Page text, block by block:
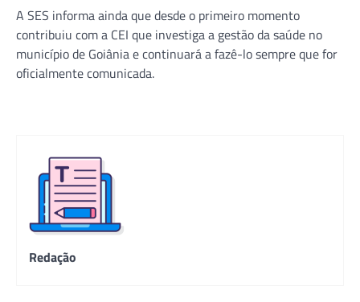
A SES informa ainda que desde o primeiro momento
contribuiu com a CEI que investiga a gestão da saúde no
município de Goiânia e continuará a fazê-lo sempre que for
oficialmente comunicada.
Redação